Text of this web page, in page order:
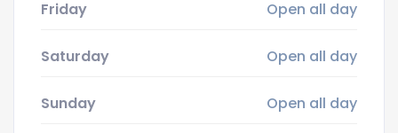
Friday Open all day
Saturday Open all day
Sunday Open all day